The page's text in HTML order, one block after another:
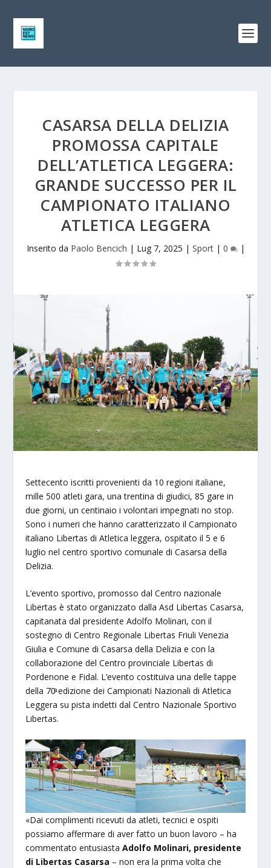
CASARSA DELLA DELIZIA
PROMOSSA CAPITALE
DELL’ATLETICA LEGGERA:
GRANDE SUCCESSO PER IL
CAMPIONATO ITALIANO
ATLETICA LEGGERA
Inserito da Paolo Bencich | Lug 7, 2025 | Sport| 0 |
Settecento iscritti provenienti da 10 regioni italiane,
mille 500 atleti gara, una trentina di giudici, 85 gare in
due giorni, un centinaio i volontari impegnati no stop.
Sono i numeri che hanno caratterizzato il Campionato
italiano Libertas di Atletica leggera, ospitato il 5 e 6
luglio nel centro sportivo comunale di Casarsa della
Delizia.
L’evento sportivo, promosso dal Centro nazionale
Libertas è stato organizzato dalla Asd Libertas Casarsa,
capitanata dal presidente Adolfo Molinari, con il
sostegno di Centro Regionale Libertas Friuli Venezia
Giulia e Comune di Casarsa della Delizia e con la
collaborazione del Centro provinciale Libertas di
Pordenone e Fidal. L’evento costituiva una delle tappe
della 70ͣ edizione dei Campionati Nazionali di Atletica
Leggera su pista indetti dal Centro Nazionale Sportivo
Libertas.
«Dai complimenti ricevuti da atleti, tecnici e ospiti
possiamo affermare di aver fatto un buon lavoro – ha
commentato entusiastaAdolfo Molinari, presidente
di Libertas Casarsa – non era la prima volta che